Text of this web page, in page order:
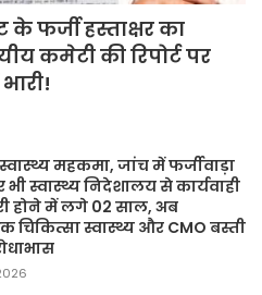
फर्जी हस्ताक्षर का
कमेटी की रिपोर्ट पर
महकमा, जांच में फर्जीवाड़ा
भी स्वास्थ्य निदेशालय से कार्यवाही
होने में लगे 02 साल, अब
चिकित्सा स्वास्थ्य और CMO बस्ती